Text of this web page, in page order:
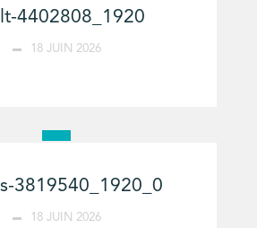
4402808_1920
18 JUIN 2026
3819540_1920_0
18 JUIN 2026